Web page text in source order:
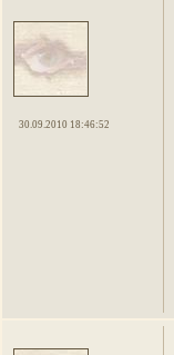
30.09.2010 18:46:52